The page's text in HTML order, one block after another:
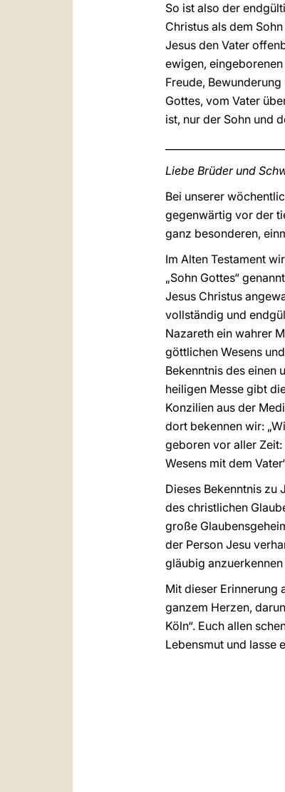
So ist also der
Christus als dem
Jesus den Vater
ewigen,
Freude,
Gottes, vom Vater
ist, nur der Sohn und
Liebe Brüder und
Bei unserer
gegenwärtig vor der
ganz besonderen,
Im Alten Testament
„Sohn Gottes“
Jesus Christus
vollständig und
Nazareth ein wahrer
göttlichen Wesens
Bekenntnis des einen
heiligen Messe gibt
Konzilien aus der
dort bekennen wir:
geboren vor aller
Wesens mit dem
Dieses Bekenntnis zu
des christlichen
große
der Person Jesu
gläubig
Mit dieser Erinnerung
ganzem Herzen,
Köln“. Euch allen
Lebensmut und lasse